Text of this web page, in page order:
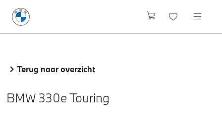
Terug naar overzicht
BMW 330e Touring